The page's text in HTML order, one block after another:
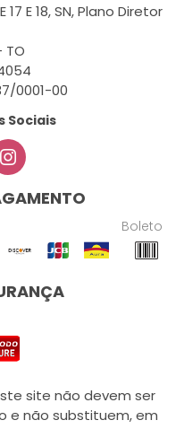
17 E 18, SN, Plano Diretor
TO
0001-00
Sociais
Boleto
site não devem ser
e não substituem, em